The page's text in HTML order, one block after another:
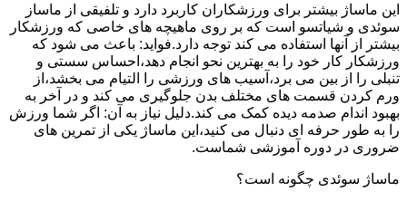
این ماساژ بیشتر برای ورزشکاران کاربرد دارد و تلفیقی از ماساز
سوئدی و شیاتسو است که بر روی ماهیچه های خاصی که ورزشکار
بیشتر از آنها استفاده می کند توجه دارد.فواید: باعث می شود که
ورزشکار کار خود را به بهترین نحو انجام دهد،احساس سستی و
تنبلی را از بین می برد،آسیب های ورزشی را التیام می بخشد،از
ورم کردن قسمت های مختلف بدن جلوگیری می کند و در آخر به
بهبود اندام صدمه دیده کمک می کند.دلیل نیاز به آن: اگر شما ورزش
را به طور حرفه ای دنبال می کنید،این ماساژ یکی از تمرین های
ضروری در دوره آموزشی شماست.
ماساژ سوئدی چگونه است؟